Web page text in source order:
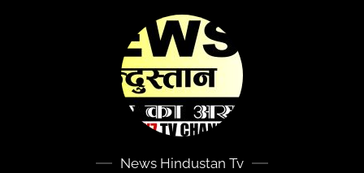
News Hindustan Tv